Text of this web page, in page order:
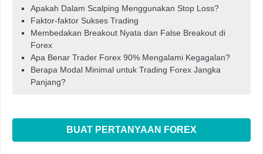
Apakah Dalam Scalping Menggunakan Stop Loss?
Faktor-faktor Sukses Trading
Membedakan Breakout Nyata dan False Breakout di
Forex
Apa Benar Trader Forex 90% Mengalami Kegagalan?
Berapa Modal Minimal untuk Trading Forex Jangka
Panjang?
BUAT PERTANYAAN FOREX